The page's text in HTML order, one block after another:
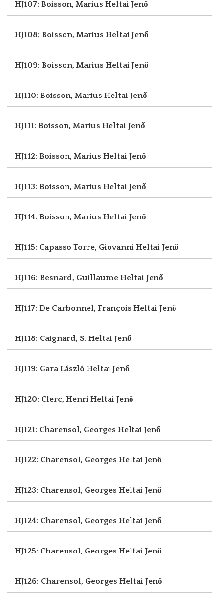
HJ107: Boisson, Marius Heltai Jenő
HJ108: Boisson, Marius Heltai Jenő
HJ109: Boisson, Marius Heltai Jenő
HJ110: Boisson, Marius Heltai Jenő
HJ111: Boisson, Marius Heltai Jenő
HJ112: Boisson, Marius Heltai Jenő
HJ113: Boisson, Marius Heltai Jenő
HJ114: Boisson, Marius Heltai Jenő
HJ115: Capasso Torre, Giovanni Heltai Jenő
HJ116: Besnard, Guillaume Heltai Jenő
HJ117: De Carbonnel, François Heltai Jenő
HJ118: Caignard, S. Heltai Jenő
HJ119: Gara László Heltai Jenő
HJ120: Clerc, Henri Heltai Jenő
HJ121: Charensol, Georges Heltai Jenő
HJ122: Charensol, Georges Heltai Jenő
HJ123: Charensol, Georges Heltai Jenő
HJ124: Charensol, Georges Heltai Jenő
HJ125: Charensol, Georges Heltai Jenő
HJ126: Charensol, Georges Heltai Jenő